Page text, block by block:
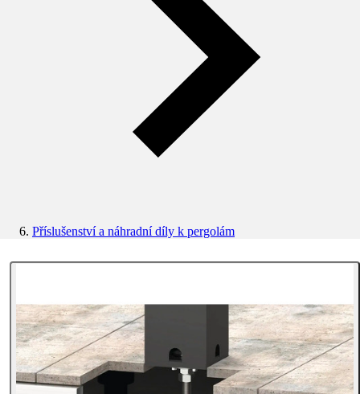
Příslušenství a náhradní díly k pergolám